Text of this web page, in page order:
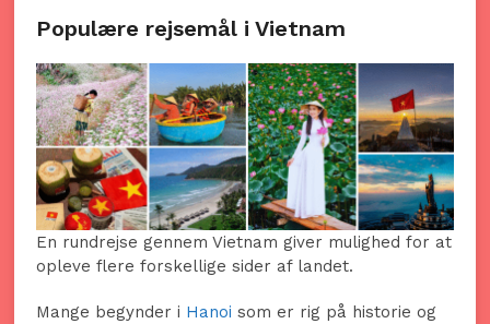
Populære rejsemål i Vietnam
En rundrejse gennem Vietnam giver mulighed for at
opleve flere forskellige sider af landet.
Mange begynder i Hanoi som er rig på historie og